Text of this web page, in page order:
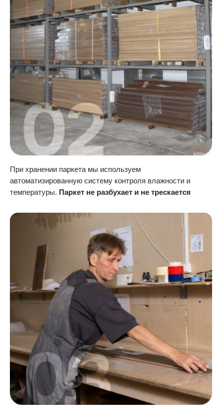
При хранении паркета мы используем
автоматизированную систему контроля влажности и
температуры. Паркет не разбухает и не трескается